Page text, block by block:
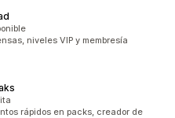
niveles VIP y membresía
rápidos en packs, creador de